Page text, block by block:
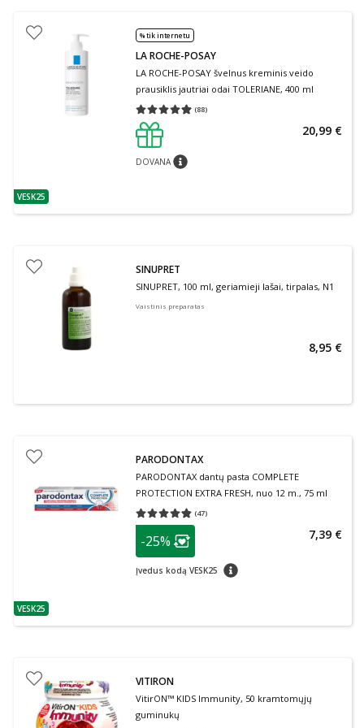
patarimas
VESK25
% tik internetu
LA ROCHE-POSAY
LA ROCHE-POSAY švelnus kreminis veido
prausiklis jautriai odai TOLERIANE, 400 ml
(88)
Vidutinis įvertinimas 4.91
DOVANApatarimas
20,99 €
SINUPRET
SINUPRET, 100 ml, geriamieji lašai, tirpalas, N1
Vaistinis preparatas
8,95 €
patarimas
VESK25
PARODONTAX
PARODONTAX dantų pasta COMPLETE
PROTECTION EXTRA FRESH, nuo 12 m., 75 ml
(47)
Vidutinis įvertinimas 4.79
patarimas
Lojalumo klubo narių nuolaida
-25%
Įvedus kodą VESK25 patarimas
7,39 €
VITIRON
VitirON™ KIDS Immunity, 50 kramtomųjų
guminukų